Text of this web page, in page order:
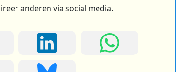
anderen via social media.